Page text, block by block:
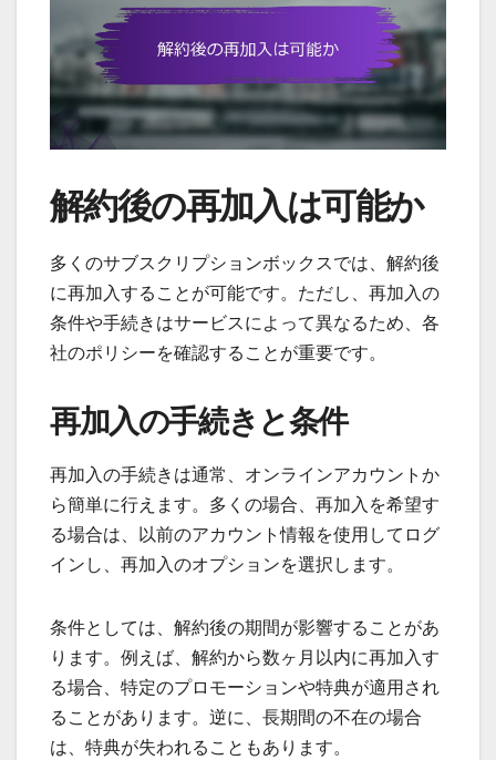
解約後の再加入は可能か
多くのサブスクリプションボックスでは、解約後
に再加入することが可能です。ただし、再加入の
条件や手続きはサービスによって異なるため、各
社のポリシーを確認することが重要です。
再加入の手続きと条件
再加入の手続きは通常、オンラインアカウントか
ら簡単に行えます。多くの場合、再加入を希望す
る場合は、以前のアカウント情報を使用してログ
インし、再加入のオプションを選択します。
条件としては、解約後の期間が影響することがあ
ります。例えば、解約から数ヶ月以内に再加入す
る場合、特定のプロモーションや特典が適用され
ることがあります。逆に、長期間の不在の場合
は、特典が失われることもあります。